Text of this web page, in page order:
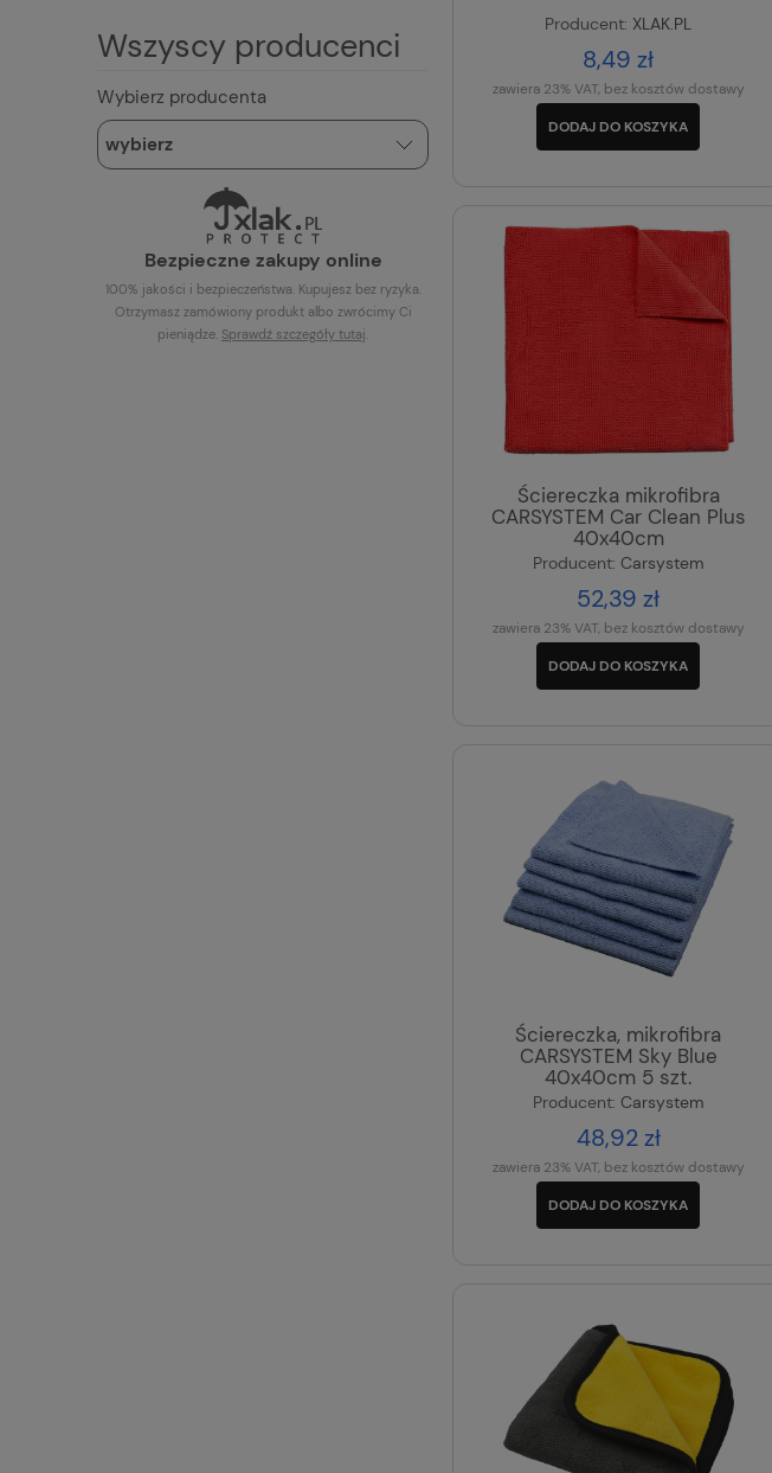
Wszyscy producenci
Wybierz producenta
Bezpieczne zakupy online
100% jakości i bezpieczeństwa. Kupujesz bez ryzyka.
Otrzymasz zamówiony produkt albo zwrócimy Ci
pieniądze. Sprawdź szczegóły tutaj
Producent: XLAK.PL
8,49 zł
zawiera 23% VAT, bez kosztów dostawy
DODAJ DO KOSZYKA
Ściereczka mikrofibra
CARSYSTEM Car Clean Plus
40x40cm
Producent: Carsystem
52,39 zł
zawiera 23% VAT, bez kosztów dostawy
DODAJ DO KOSZYKA
Ściereczka, mikrofibra
CARSYSTEM Sky Blue
40x40cm 5 szt.
Producent: Carsystem
48,92 zł
zawiera 23% VAT, bez kosztów dostawy
DODAJ DO KOSZYKA